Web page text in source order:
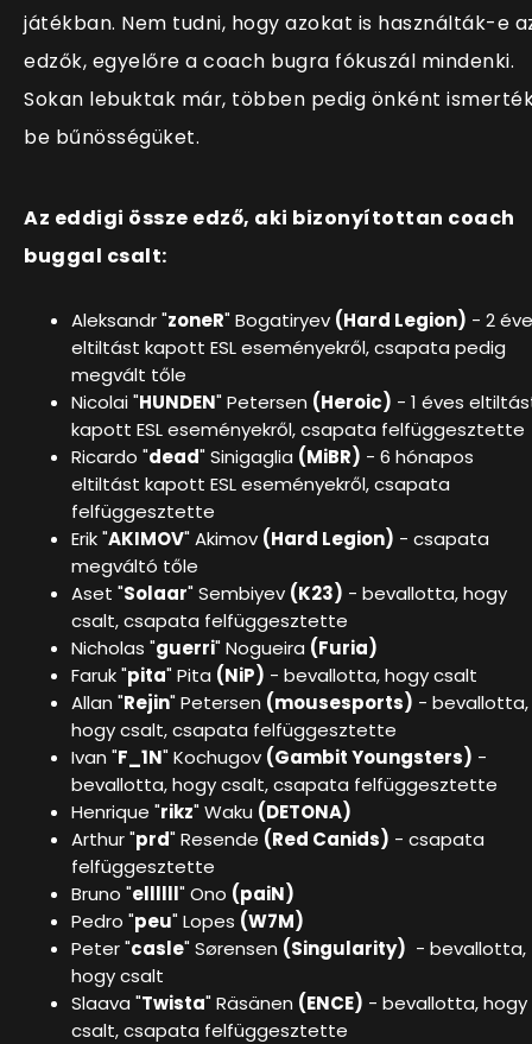
játékban. Nem tudni, hogy azokat is használták-e
edzők, egyelőre a coach bugra fókuszál mindenki.
Sokan lebuktak már, többen pedig önként
be bűnösségüket.
Az eddigi össze edző, aki bizonyítottan coach
buggal csalt:
Aleksandr "zoneR" Bogatiryev (Hard Legion) - 2
eltiltást kapott ESL eseményekről, csapata pedig
megvált tőle
Nicolai "HUNDEN" Petersen (Heroic) - 1 éves
kapott ESL eseményekről, csapata felfüggesztette
Ricardo "dead" Sinigaglia (MiBR) - 6 hónapos
eltiltást kapott ESL eseményekről, csapata
felfüggesztette
Erik "AKIMOV" Akimov (Hard Legion) - csapata
megváltó tőle
Aset "Solaar" Sembiyev (K23) - bevallotta, hogy
csalt, csapata felfüggesztette
Nicholas "guerri" Nogueira (Furia)
Faruk "pita" Pita (NiP) - bevallotta, hogy csalt
Allan "Rejin" Petersen (mousesports) - bevallotta,
hogy csalt, csapata felfüggesztette
Ivan "F_1N" Kochugov (Gambit Youngsters) -
bevallotta, hogy csalt, csapata felfüggesztette
Henrique "rikz" Waku (DETONA)
Arthur "prd" Resende (Red Canids) - csapata
felfüggesztette
Bruno "ellllll" Ono (paiN)
Pedro "peu" Lopes (W7M)
Peter "casle" Sørensen (Singularity) - bevallotta,
hogy csalt
Slaava "Twista" Räsänen (ENCE) - bevallotta, hogy
csalt, csapata felfüggesztette